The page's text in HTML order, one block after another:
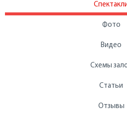
Фото
Видео
Схемы
Статьи
Отзывы